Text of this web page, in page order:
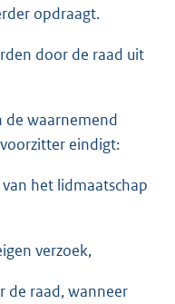
opdraagt.
door de raad uit
de waarnemend
eindigt:
het lidmaatschap
verzoek,
de raad, wanneer